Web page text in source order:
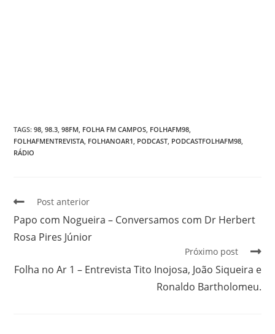
TAGS:98 98.3 98FM FOLHA FM CAMPOS FOLHAFM98
FOLHAFMENTREVISTA FOLHANOAR1 PODCAST PODCASTFOLHAFM98
RÁDIO
Post anterior
Papo com Nogueira – Conversamos com Dr Herbert
Rosa Pires Júnior
Próximo post
Folha no Ar 1 – Entrevista Tito Inojosa, João Siqueira e
Ronaldo Bartholomeu.